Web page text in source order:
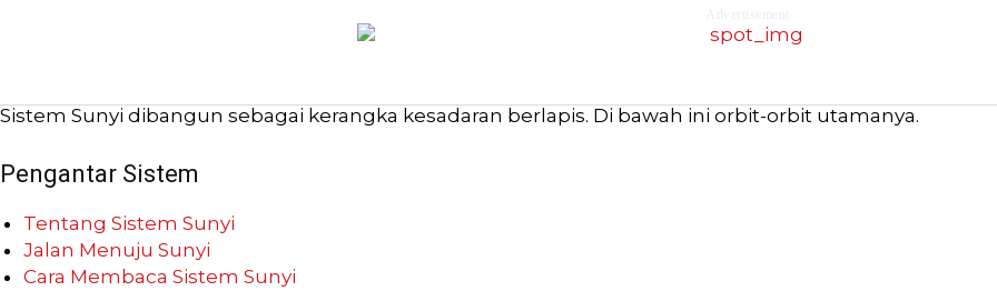
Advertisement
Sistem Sunyi dibangun sebagai kerangka kesadaran berlapis. Di bawah ini orbit-orbit utamanya.
Pengantar Sistem
Tentang Sistem Sunyi
Jalan Menuju Sunyi
Cara Membaca Sistem Sunyi